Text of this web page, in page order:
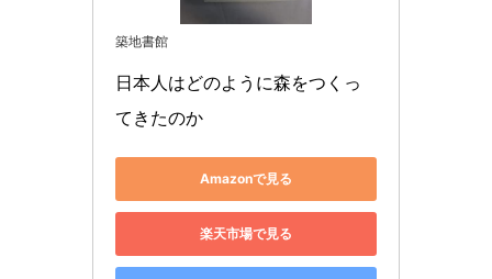
築地書館
日本人はどのように森をつくっ
てきたのか
Amazonで見る
楽天市場で見る